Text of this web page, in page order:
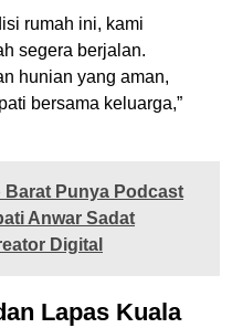
rumah ini, kami
segera berjalan.
hunian yang aman,
bersama keluarga,”
Barat Punya Podcast
Anwar Sadat
Digital
Lapas Kuala